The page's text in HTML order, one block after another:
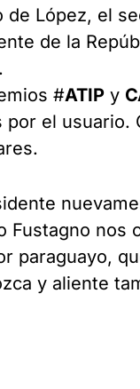
de López, el
de la
#ATIP y
por el usuario.
Fustagno nos
paraguayo,
y aliente